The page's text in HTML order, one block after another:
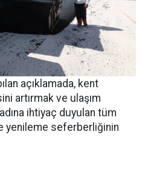
açıklamada, kent
artırmak ve ulaşım
ihtiyaç duyulan tüm
yenileme seferberliğinin